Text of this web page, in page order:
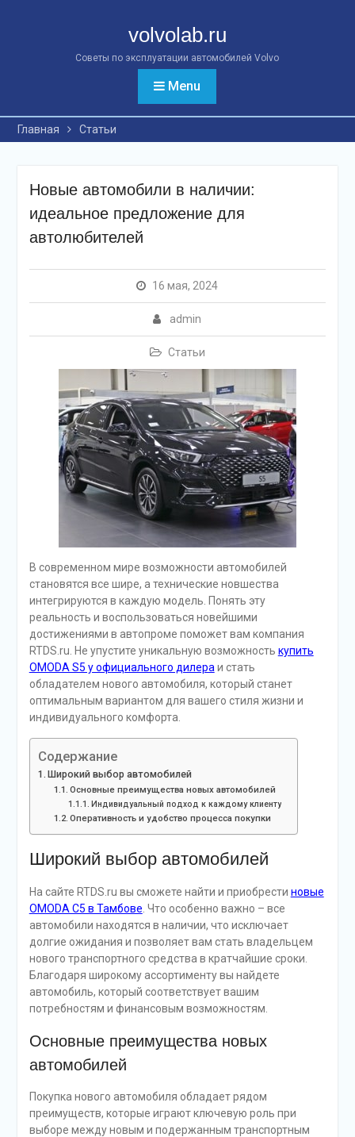
volvolab.ru
Советы по эксплуатации автомобилей Volvo
Menu
Главная Статьи
Новые автомобили в наличии:
идеальное предложение для
автолюбителей
16 мая, 2024
admin
Статьи
В современном мире возможности автомобилей
становятся все шире, а технические новшества
интегрируются в каждую модель. Понять эту
реальность и воспользоваться новейшими
достижениями в автопроме поможет вам компания
RTDS.ru. Не упустите уникальную возможность купить
OMODA S5 у официального дилера и стать
обладателем нового автомобиля, который станет
оптимальным вариантом для вашего стиля жизни и
индивидуального комфорта.
Содержание
Широкий выбор автомобилей
Основные преимущества новых автомобилей
Индивидуальный подход к каждому клиенту
Оперативность и удобство процесса покупки
Широкий выбор автомобилей
На сайте RTDS.ru вы сможете найти и приобрести новые
OMODA C5 в Тамбове . Что особенно важно – все
автомобили находятся в наличии, что исключает
долгие ожидания и позволяет вам стать владельцем
нового транспортного средства в кратчайшие сроки.
Благодаря широкому ассортименту вы найдете
автомобиль, который соответствует вашим
потребностям и финансовым возможностям.
Основные преимущества новых
автомобилей
Покупка нового автомобиля обладает рядом
преимуществ, которые играют ключевую роль при
выборе между новым и подержанным транспортным